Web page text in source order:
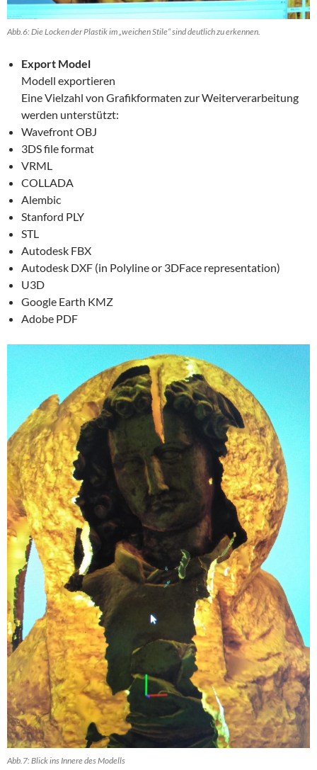
Abb.6: Die Locken der Plastik im „weichen Stile“ sind deutlich zu erkennen.
Export Model
Modell exportieren
Eine Vielzahl von Grafikformaten zur Weiterverarbeitung
werden unterstützt:
Wavefront OBJ
3DS file format
VRML
COLLADA
Alembic
Stanford PLY
STL
Autodesk FBX
Autodesk DXF (in Polyline or 3DFace representation)
U3D
Google Earth KMZ
Adobe PDF
Abb.7: Blick ins Innere des Modells